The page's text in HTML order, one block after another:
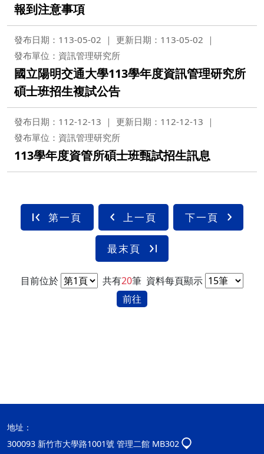
報到注意事項
發布日期：113-05-02
更新日期：113-05-02
發布單位：資訊管理研究所
國立陽明交通大學113學年度資訊管理研究所
碩士班招生複試公告
發布日期：112-12-13
更新日期：112-12-13
發布單位：資訊管理研究所
113學年度資管所碩士班甄試招生訊息
第一頁 上一頁 下一頁
最末頁
目前位於 共有20筆 資料每頁顯示
前往
地址：
300093 新竹市大學路1001號 管理二館 MB302